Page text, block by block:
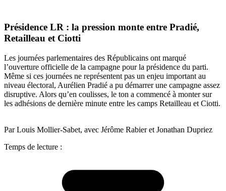
Présidence LR : la pression monte entre Pradié,
Retailleau et Ciotti
Les journées parlementaires des Républicains ont marqué
l’ouverture officielle de la campagne pour la présidence du parti.
Même si ces journées ne représentent pas un enjeu important au
niveau électoral, Aurélien Pradié a pu démarrer une campagne assez
disruptive. Alors qu’en coulisses, le ton a commencé à monter sur
les adhésions de dernière minute entre les camps Retailleau et Ciotti.
Par Louis Mollier-Sabet, avec Jérôme Rabier et Jonathan Dupriez
Temps de lecture :